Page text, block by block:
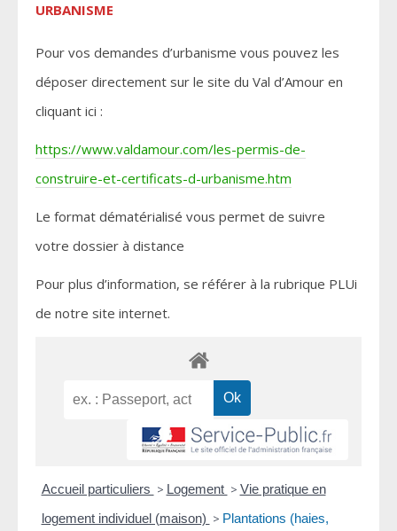
URBANISME
Pour vos demandes d’urbanisme vous pouvez les
déposer directement sur le site du Val d’Amour en
cliquant ici :
https://www.valdamour.com/les-permis-de-
construire-et-certificats-d-urbanisme.htm
Le format dématérialisé vous permet de suivre
votre dossier à distance
Pour plus d’information, se référer à la rubrique PLUi
de notre site internet.
Accueil particuliers > Logement > Vie pratique en
logement individuel (maison) > Plantations (haies,